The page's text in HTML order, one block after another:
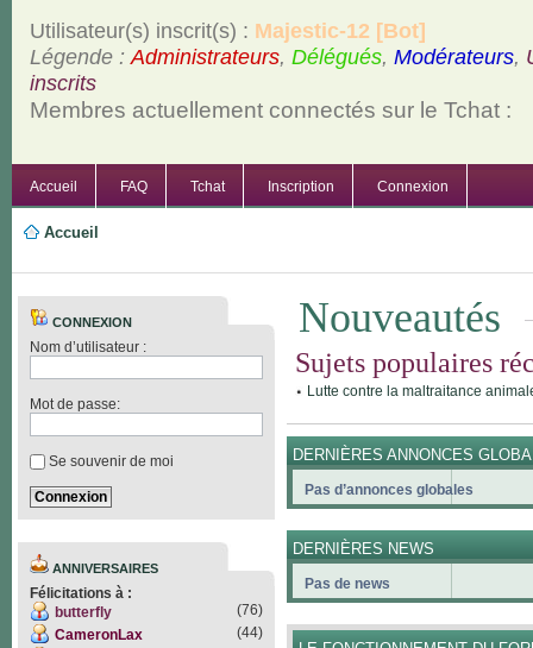
Utilisateur(s) inscrit(s) : Majestic-12 [Bot]
Légende : Administrateurs, Délégués, Modérateurs,
inscrits
Membres actuellement connectés sur le Tchat :
Accueil FAQ Tchat Inscription Connexion
Accueil
CONNEXION
Nom d’utilisateur :
Mot de passe:
Se souvenir de moi
ANNIVERSAIRES
Félicitations à :
butterfly
(76)
CameronLax
(44)
Nouveautés
Sujets populaires
Lutte contre la maltraitance
DERNIÈRES ANNONCES
Pas d’annonces globales
DERNIÈRES NEWS
Pas de news